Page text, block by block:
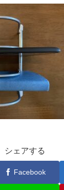
シェアする
Facebook